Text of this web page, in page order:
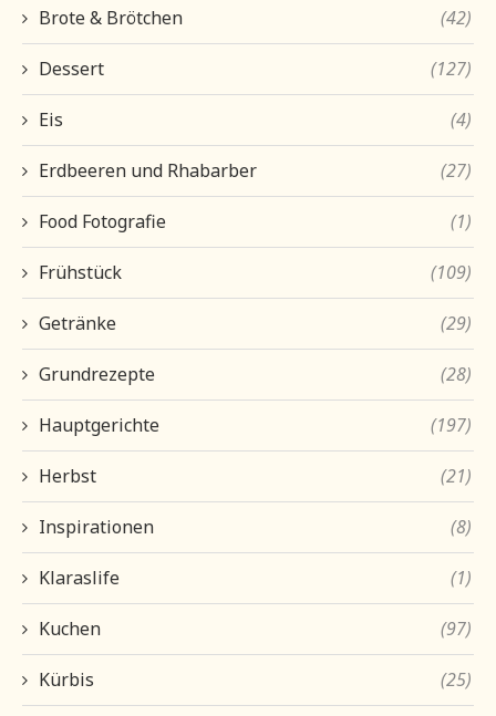
Brote & Brötchen (42)
Dessert (127)
Eis (4)
Erdbeeren und Rhabarber (27)
Food Fotografie (1)
Frühstück (109)
Getränke (29)
Grundrezepte (28)
Hauptgerichte (197)
Herbst (21)
Inspirationen (8)
Klaraslife (1)
Kuchen (97)
Kürbis (25)